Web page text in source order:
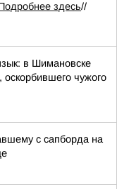
здесь//
в Шимановске
чужого
с сапборда на